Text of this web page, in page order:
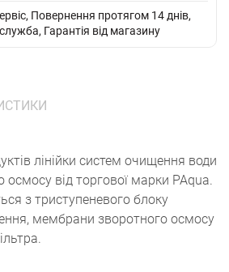
Повернення протягом 14 днів,
Гарантія від магазину
лінійки систем очищення води
від торгової марки PAqua.
з триступеневого блоку
мембрани зворотного осмосу